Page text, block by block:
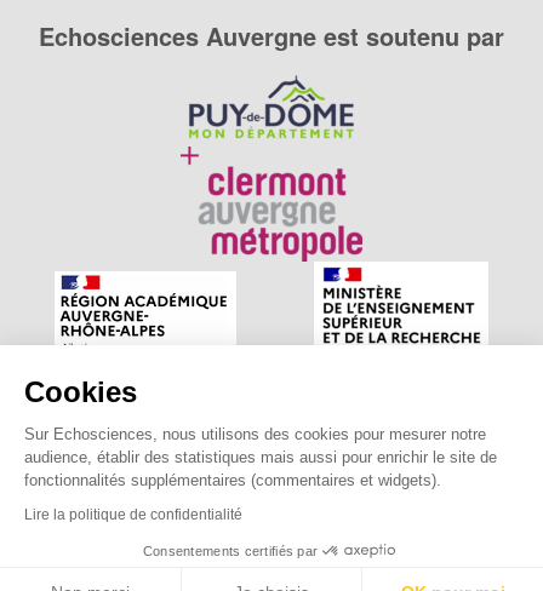
Cookies
Sur Echosciences, nous utilisons des cookies pour mesurer notre
audience, établir des statistiques mais aussi pour enrichir le site de
fonctionnalités supplémentaires (commentaires et widgets).
Lire la politique de confidentialité
Consentements certifiés par
Echosciences Auvergne est soutenu par
Echosciences Auvergne est le réseau social des amateurs
de sciences et de technologies du territoire. Propulsé par
astu'sciences.
Mentions légales|Politique de confidentialité
Ligne éditoriale